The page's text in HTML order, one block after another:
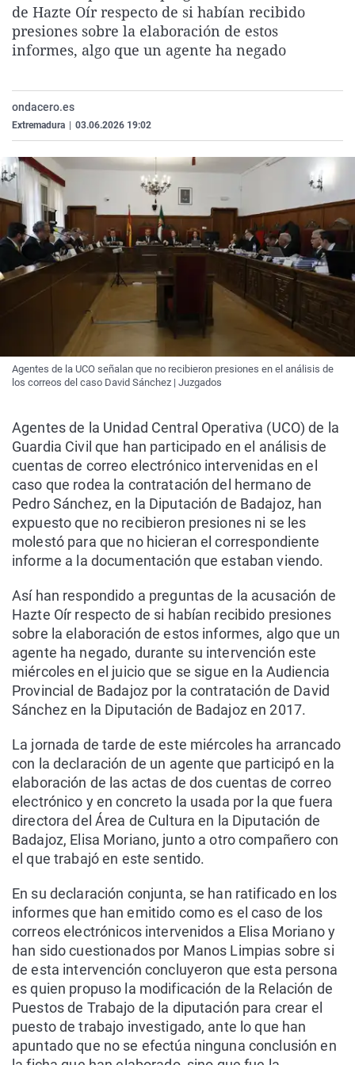
La rosa de los vientos
Gente viajera
Caso
Retornados
Operación Viuda
Extremadura
Galicia
Navarra
Virales
Televisión
de Hazte Oír respecto de si habían recibido
presiones sobre la elaboración de estos
informes, algo que un agente ha negado
ondacero.es
Extremadura 03.06.2026 19:02
Agentes de la UCO señalan que no recibieron presiones en el análisis de
los correos del caso David Sánchez | Juzgados
Agentes de la Unidad Central Operativa (UCO) de la
Guardia Civil que han participado en el análisis de
cuentas de correo electrónico intervenidas en el
caso que rodea la contratación del hermano de
Pedro Sánchez, en la Diputación de Badajoz, han
expuesto que no recibieron presiones ni se les
molestó para que no hicieran el correspondiente
informe a la documentación que estaban viendo.
Así han respondido a preguntas de la acusación de
Hazte Oír respecto de si habían recibido presiones
sobre la elaboración de estos informes, algo que un
agente ha negado, durante su intervención este
miércoles en el juicio que se sigue en la Audiencia
Provincial de Badajoz por la contratación de David
Sánchez en la Diputación de Badajoz en 2017.
La jornada de tarde de este miércoles ha arrancado
con la declaración de un agente que participó en la
elaboración de las actas de dos cuentas de correo
electrónico y en concreto la usada por la que fuera
directora del Área de Cultura en la Diputación de
Badajoz, Elisa Moriano, junto a otro compañero con
el que trabajó en este sentido.
En su declaración conjunta, se han ratificado en los
informes que han emitido como es el caso de los
correos electrónicos intervenidos a Elisa Moriano y
han sido cuestionados por Manos Limpias sobre si
de esta intervención concluyeron que esta persona
es quien propuso la modificación de la Relación de
Puestos de Trabajo de la diputación para crear el
puesto de trabajo investigado, ante lo que han
apuntado que no se efectúa ninguna conclusión en